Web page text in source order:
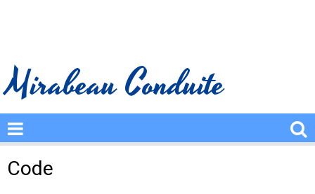
Mirabeau Conduite
Code